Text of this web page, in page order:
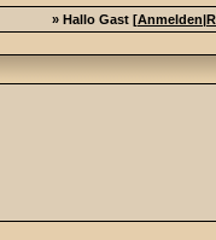
» Hallo Gast [Anmelden|